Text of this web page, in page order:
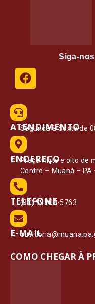
Siga-
ATENDIMENTO
Segunda à Sexta de
ENDEREÇO
Praça vinte e oito de
Centro – Muaná – PA
TELEFONE
(91) 99108-5763
E-MAIL
COMO CHEGAR À